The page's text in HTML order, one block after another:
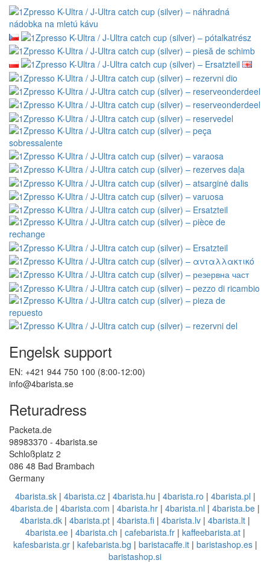
Engelsk support
EN: +421 944 750 100 (8:00-12:00)
info@4barista.se
Returadress
Packeta.de
98983370 - 4barista.se
Schloßplatz 2
086 48 Bad Brambach
Germany
4barista.sk| 4barista.cz| 4barista.hu | 4barista.ro | 4barista.pl |
4barista.de | 4barista.com | 4barista.hr | 4barista.nl | 4barista.be |
4barista.dk | 4barista.pt | 4barista.fi | 4barista.lv | 4barista.lt |
4barista.ee| 4barista.ch | cafebarista.fr| kaffeebarista.at|
kafesbarista.gr| kafebarista.bg | baristacaffe.it| baristashop.es|
baristashop.si